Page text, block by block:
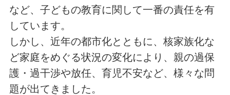
など、子どもの教育に関して一番の責任を有
しています。
しかし、近年の都市化とともに、核家族化な
ど家庭をめぐる状況の変化により、親の過保
護・過干渉や放任、育児不安など、様々な問
題が出てきました。